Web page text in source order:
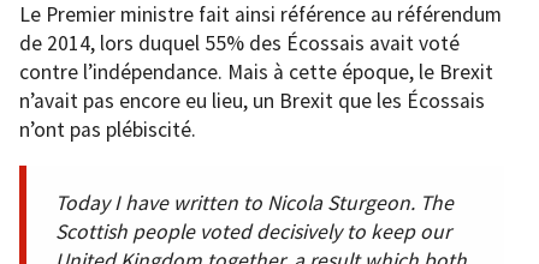
Le Premier ministre fait ainsi référence au référendum
de 2014, lors duquel 55% des Écossais avait voté
contre l’indépendance. Mais à cette époque, le Brexit
n’avait pas encore eu lieu, un Brexit que les Écossais
n’ont pas plébiscité.
Today I have written to Nicola Sturgeon. The
Scottish people voted decisively to keep our